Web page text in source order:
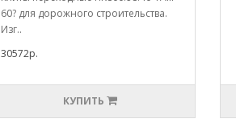
60? для дорожного строительства.
Изг..
30572р.
КУПИТЬ